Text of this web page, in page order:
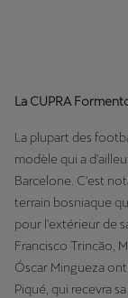
La CUPRA
La plupart des
modèle qui a
Barcelone. C'est
terrain bosniaque
pour l'extérieur de
Francisco Trincão,
Óscar Mingueza
Piqué, qui recevra